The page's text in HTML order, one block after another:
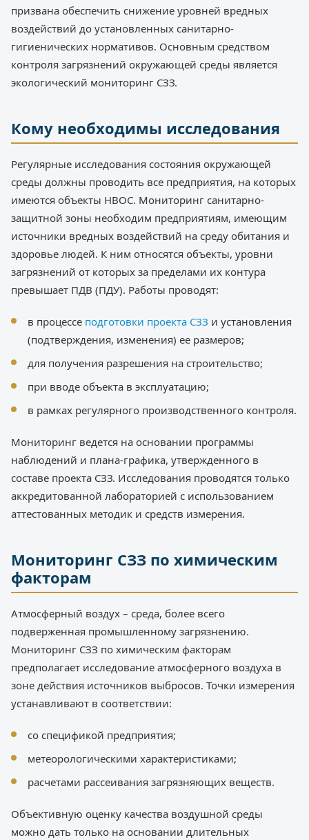
призвана обеспечить снижение уровней вредных
воздействий до установленных санитарно-
гигиенических нормативов. Основным средством
контроля загрязнений окружающей среды является
экологический мониторинг СЗЗ.
Кому необходимы исследования
Регулярные исследования состояния окружающей
среды должны проводить все предприятия, на которых
имеются объекты НВОС. Мониторинг санитарно-
защитной зоны необходим предприятиям, имеющим
источники вредных воздействий на среду обитания и
здоровье людей. К ним относятся объекты, уровни
загрязнений от которых за пределами их контура
превышает ПДВ (ПДУ). Работы проводят:
в процессе подготовки проекта СЗЗ и установления
(подтверждения, изменения) ее размеров;
для получения разрешения на строительство;
при вводе объекта в эксплуатацию;
в рамках регулярного производственного контроля.
Мониторинг ведется на основании программы
наблюдений и плана-графика, утвержденного в
составе проекта СЗЗ. Исследования проводятся только
аккредитованной лабораторией с использованием
аттестованных методик и средств измерения.
Мониторинг СЗЗ по химическим
факторам
Атмосферный воздух – среда, более всего
подверженная промышленному загрязнению.
Мониторинг СЗЗ по химическим факторам
предполагает исследование атмосферного воздуха в
зоне действия источников выбросов. Точки измерения
устанавливают в соответствии:
со спецификой предприятия;
метеорологическими характеристиками;
расчетами рассеивания загрязняющих веществ.
Объективную оценку качества воздушной среды
можно дать только на основании длительных